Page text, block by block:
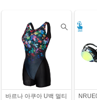
바르나 아쿠아 U백 멀티